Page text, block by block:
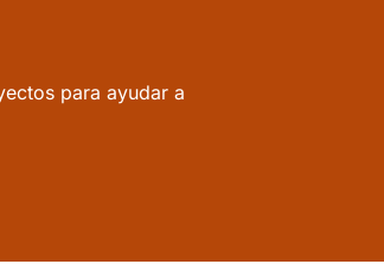
para ayudar a